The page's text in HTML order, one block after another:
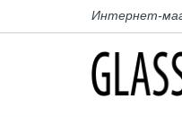
Интернет-